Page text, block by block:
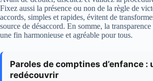
Fixez aussi la présence ou non de la règle de
accords, simples et rapides, évitent de
source de désaccord. En somme, la
une fin harmonieuse et agréable pour tous.
Paroles de comptines d’enfance :
redécouvrir